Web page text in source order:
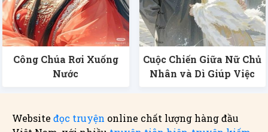
Công Chúa Rơi Xuống
Nước
Cuộc Chiến Giữa Nữ Chủ
Nhân và Dì Giúp Việc
Website đọc truyện online chất lượng hàng đầu